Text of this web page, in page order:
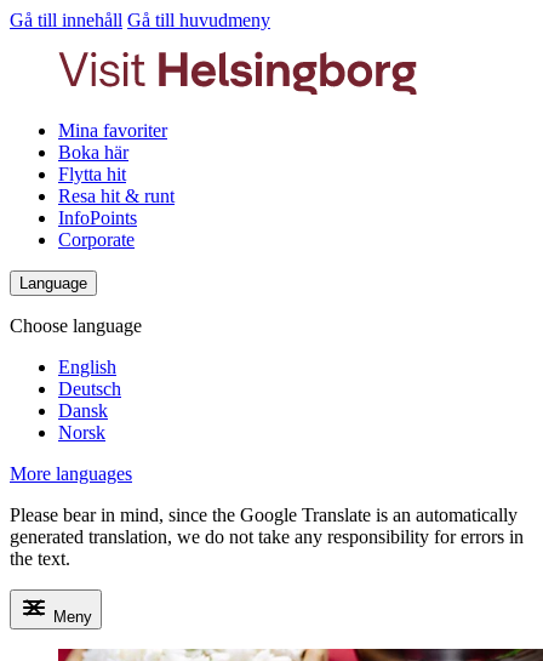
Gå till innehåll Gå till huvudmeny
Mina favoriter
Boka här
Flytta hit
Resa hit & runt
InfoPoints
Corporate
Language
Choose language
English
Deutsch
Dansk
Norsk
More languages
Please bear in mind, since the Google Translate is an automatically
generated translation, we do not take any responsibility for errors in
the text.
Meny